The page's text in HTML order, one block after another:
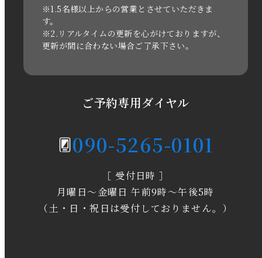
2021年3月
2020年11月
2020年3月
2020年1月
※1.5名様以上からの営業とさせていただきま
す。
※2.リアルタイムの更新を心がけておりますが、
更新が間に合わない場合ご了承下さい。
ご予約専用ダイヤル
090-5265-0101
［ 受付日時 ］
月曜日～金曜日 午前9時～午後5時
（土・日・祝日は受付しておりません。）